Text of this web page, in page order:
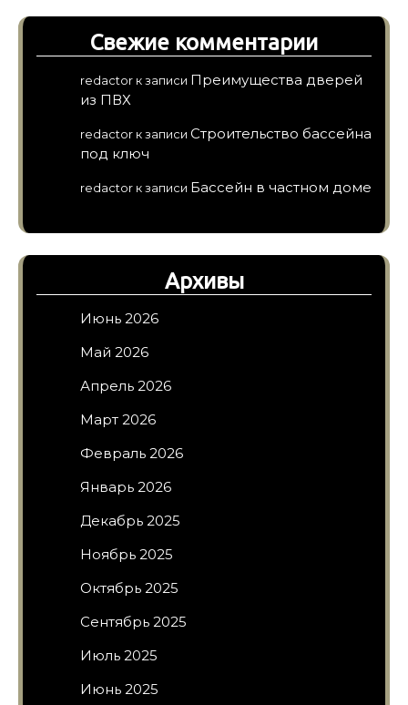
Свежие комментарии
redactor к записи Преимущества дверей
из ПВХ
redactor к записи Строительство бассейна
под ключ
redactor к записи Бассейн в частном доме
Архивы
Июнь 2026
Май 2026
Апрель 2026
Март 2026
Февраль 2026
Январь 2026
Декабрь 2025
Ноябрь 2025
Октябрь 2025
Сентябрь 2025
Июль 2025
Июнь 2025